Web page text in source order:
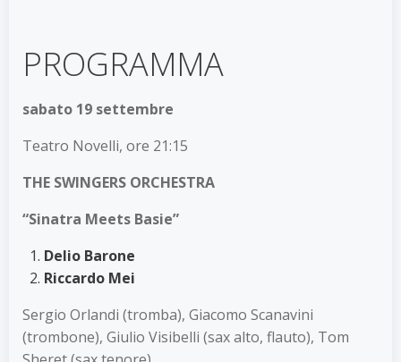
PROGRAMMA
sabato 19 settembre
Teatro Novelli, ore 21:15
THE SWINGERS ORCHESTRA
“Sinatra Meets Basie”
Delio Barone
Riccardo Mei
Sergio Orlandi (tromba), Giacomo Scanavini
(trombone), Giulio Visibelli (sax alto, flauto), Tom